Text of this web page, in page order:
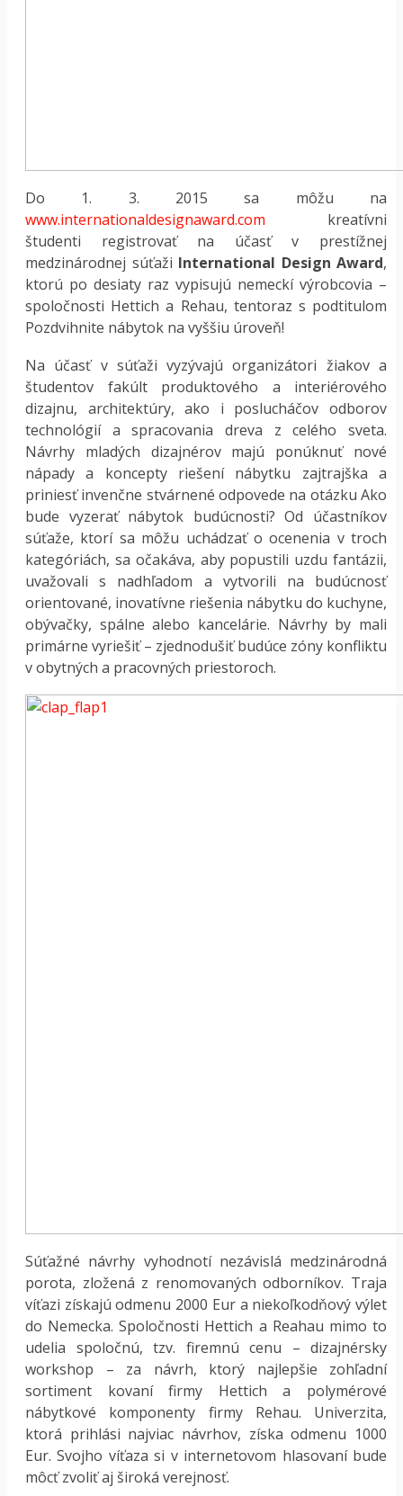
Do 1. 3. 2015 sa môžu na
www.internationaldesignaward.com kreatívni
študenti registrovať na účasť v prestížnej
medzinárodnej súťaži International Design Award,
ktorú po desiaty raz vypisujú nemeckí výrobcovia –
spoločnosti Hettich a Rehau, tentoraz s podtitulom
Pozdvihnite nábytok na vyššiu úroveň!
Na účasť v súťaži vyzývajú organizátori žiakov a
študentov fakúlt produktového a interiérového
dizajnu, architektúry, ako i poslucháčov odborov
technológií a spracovania dreva z celého sveta.
Návrhy mladých dizajnérov majú ponúknuť nové
nápady a koncepty riešení nábytku zajtrajška a
priniesť invenčne stvárnené odpovede na otázku Ako
bude vyzerať nábytok budúcnosti? Od účastníkov
súťaže, ktorí sa môžu uchádzať o ocenenia v troch
kategóriách, sa očakáva, aby popustili uzdu fantázii,
uvažovali s nadhľadom a vytvorili na budúcnosť
orientované, inovatívne riešenia nábytku do kuchyne,
obývačky, spálne alebo kancelárie. Návrhy by mali
primárne vyriešiť – zjednodušiť budúce zóny konfliktu
v obytných a pracovných priestoroch.
Súťažné návrhy vyhodnotí nezávislá medzinárodná
porota, zložená z renomovaných odborníkov. Traja
víťazi získajú odmenu 2000 Eur a niekoľkodňový výlet
do Nemecka. Spoločnosti Hettich a Reahau mimo to
udelia spoločnú, tzv. firemnú cenu – dizajnérsky
workshop – za návrh, ktorý najlepšie zohľadní
sortiment kovaní firmy Hettich a polymérové
nábytkové komponenty firmy Rehau. Univerzita,
ktorá prihlási najviac návrhov, získa odmenu 1000
Eur. Svojho víťaza si v internetovom hlasovaní bude
môcť zvoliť aj široká verejnosť.